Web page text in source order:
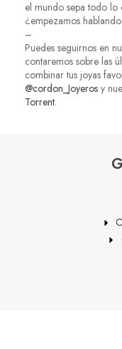
el mundo sepa todo lo
¿empezamos
–
Puedes seguirnos en
contaremos sobre las
combinar tus joyas
@cordon_Joyeros y
Torrent.